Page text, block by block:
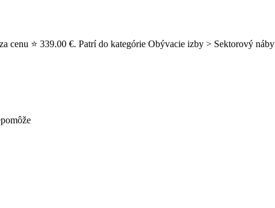
⭐ 339.00 €. Patrí do kategórie Obývacie izby > Sektorový